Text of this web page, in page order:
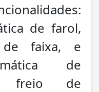
de farol,
faixa, e
de
freio de